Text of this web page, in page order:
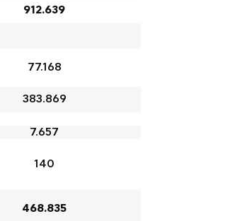
912.639
77.168
383.869
7.657
140
468.835